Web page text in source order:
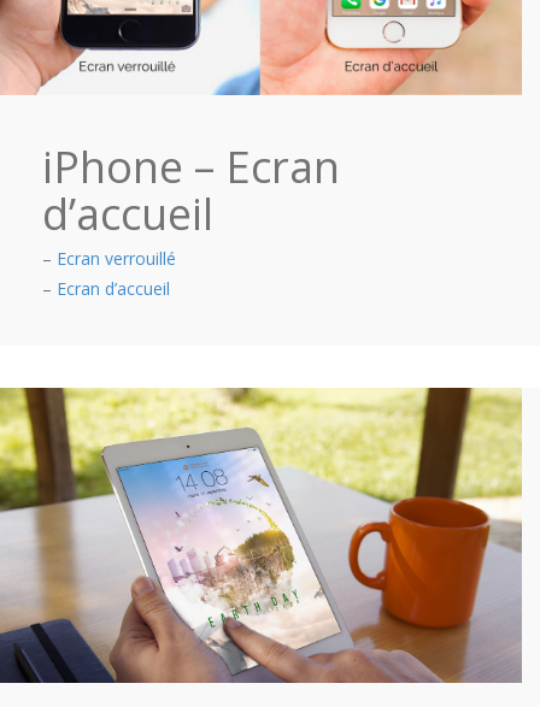
iPhone – Ecran
d’accueil
– Ecran verrouillé
– Ecran d’accueil